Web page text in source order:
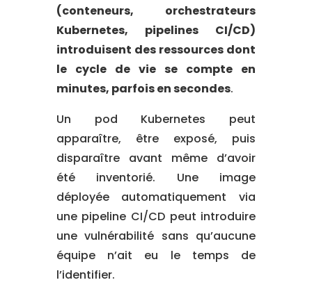
(conteneurs, orchestrateurs
Kubernetes, pipelines CI/CD)
introduisent des ressources dont
le cycle de vie se compte en
minutes, parfois en secondes.
Un pod Kubernetes peut
apparaître, être exposé, puis
disparaître avant même d’avoir
été inventorié. Une image
déployée automatiquement via
une pipeline CI/CD peut introduire
une vulnérabilité sans qu’aucune
équipe n’ait eu le temps de
l’identifier.